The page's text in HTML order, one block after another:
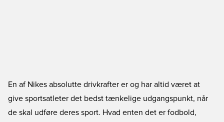
En af Nikes absolutte drivkrafter er og har altid været at
give sportsatleter det bedst tænkelige udgangspunkt, når
de skal udføre deres sport. Hvad enten det er fodbold,